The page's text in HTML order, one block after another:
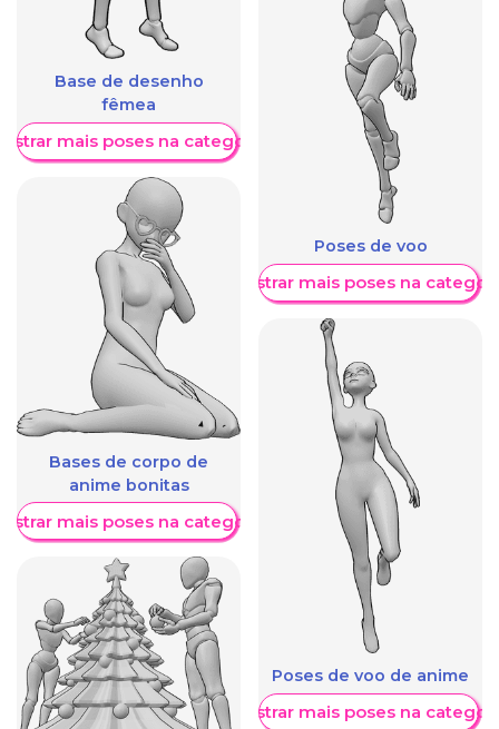
Base de desenho
fêmea
mais poses na categoria
Bases de corpo de
anime bonitas
mais poses na categoria
Poses de voo
Mostrar mais poses na
Poses de voo de anime
Mostrar mais poses na